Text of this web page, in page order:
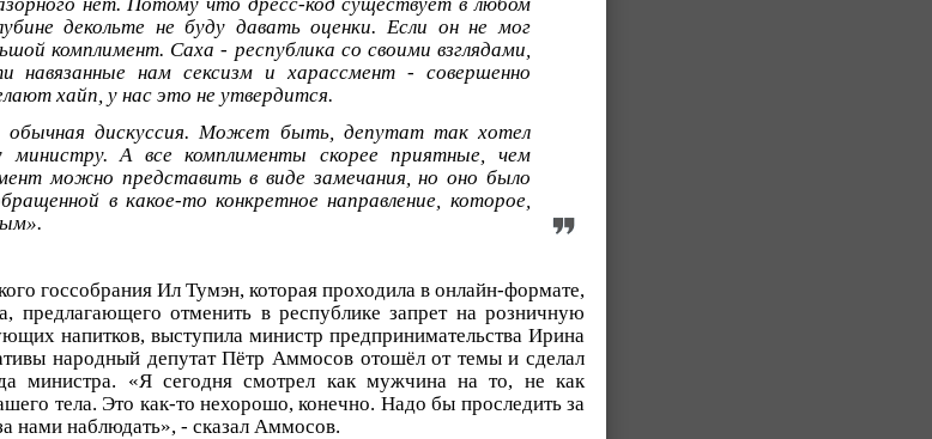
декольте не буду давать оценки. Если он не мог
комплимент. Саха - республика со своими взглядами,
нам сексизм и харассмент - совершенно
хайп, у нас это не утвердится.
дискуссия. Может быть, депутат так хотел
министру. А все комплименты скорее приятные, чем
можно представить в виде замечания, но оно было
в какое-то конкретное направление, которое,
госсобрания Ил Тумэн, которая проходила в онлайн-формате,
предлагающего отменить в республике запрет на розничную
напитков, выступила министр предпринимательства Ирина
народный депутат Пётр Аммосов отошёл от темы и сделал
министра. «Я сегодня смотрел как мужчина на то, не как
тела. Это как-то нехорошо, конечно. Надо бы проследить за
нами наблюдать», - сказал Аммосов.